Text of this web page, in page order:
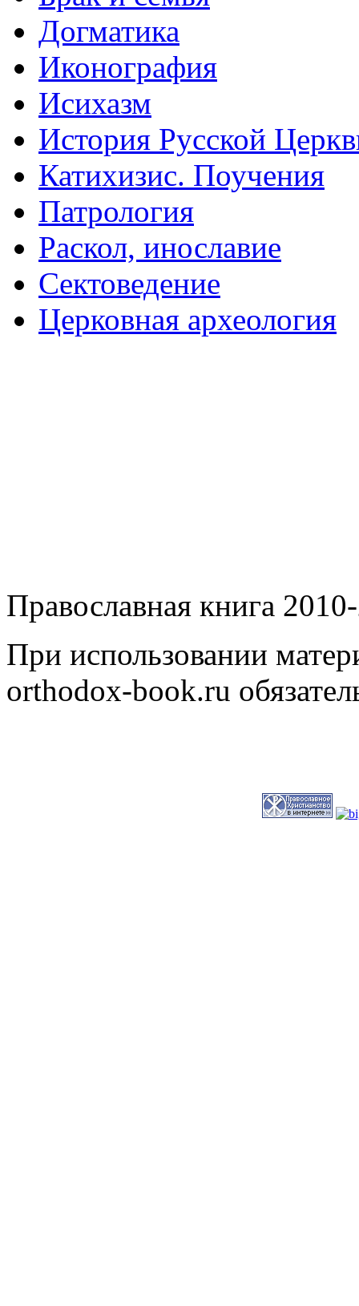
Догматика
Иконография
Исихазм
История Русской
Катихизис. Поучения
Патрология
Раскол, инославие
Сектоведение
Церковная археология
Православная книга
При использовании
orthodox-book.ru